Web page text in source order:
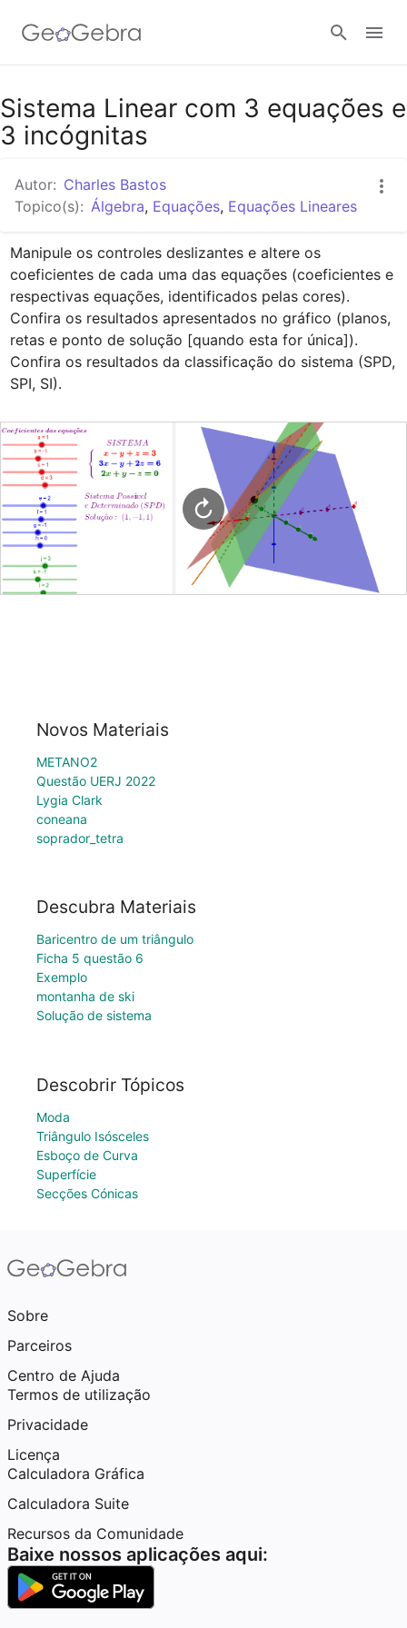
Google Classroom
Sistema Linear com 3 equações e
3 incógnitas
Autor: Charles Bastos
Topico(s): Álgebra, Equações, Equações Lineares
Manipule os controles deslizantes e altere os
coeficientes de cada uma das equações (coeficientes e
respectivas equações, identificados pelas cores).
Confira os resultados apresentados no gráfico (planos,
retas e ponto de solução [quando esta for única]).
Confira os resultados da classificação do sistema (SPD,
SPI, SI).
Novos Materiais
METANO2
Questão UERJ 2022
Lygia Clark
coneana
soprador_tetra
Descubra Materiais
Baricentro de um triângulo
Ficha 5 questão 6
Exemplo
montanha de ski
Solução de sistema
Descobrir Tópicos
Moda
Triângulo Isósceles
Esboço de Curva
Superfície
Secções Cónicas
Sobre
Parceiros
Centro de Ajuda
Termos de utilização
Privacidade
Licença
Calculadora Gráfica
Calculadora Suite
Recursos da Comunidade
Baixe nossos aplicações aqui: